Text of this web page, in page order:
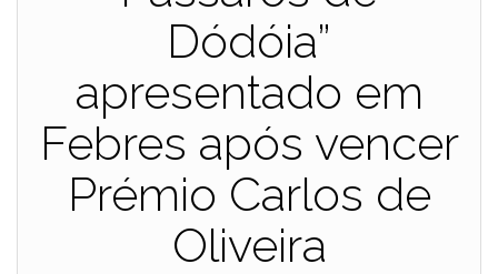
Dódóia”
apresentado em
Febres após vencer
Prémio Carlos de
Oliveira